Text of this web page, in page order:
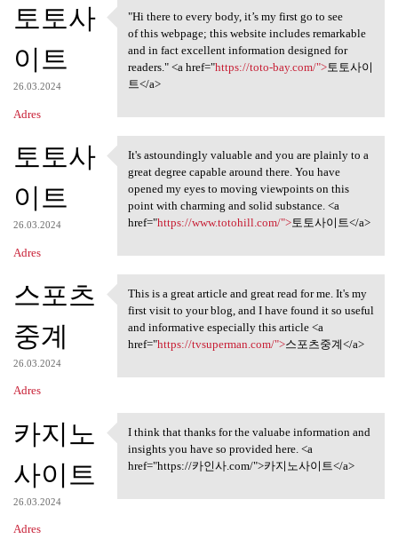
토토사
이트
26.03.2024
Adres
"Hi there to every body, it’s
"Hi there to every body, it’s my first go to see
of this webpage; this website includes remarkable
and in fact excellent information designed for
readers." <a href="https://toto-bay.com/">토토사이
트</a>
토토사
이트
26.03.2024
Adres
It's astoundingly valuable
It's astoundingly valuable and you are plainly to a
great degree capable around there. You have
opened my eyes to moving viewpoints on this
point with charming and solid substance. <a
href="https://www.totohill.com/">토토사이트</a>
스포츠
중계
26.03.2024
Adres
This is a great article and
This is a great article and great read for me. It's my
first visit to your blog, and I have found it so useful
and informative especially this article <a
href="https://tvsuperman.com/">스포츠중계</a>
카지노
사이트
26.03.2024
Adres
I think that thanks for the
I think that thanks for the valuabe information and
insights you have so provided here. <a
href="https://카인사.com/">카지노사이트</a>